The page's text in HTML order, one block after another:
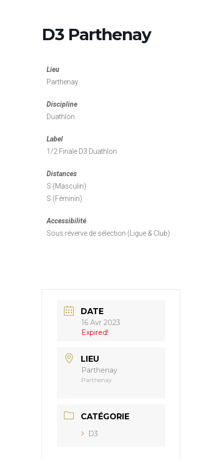
D3 Parthenay
Lieu
Parthenay
Discipline
Duathlon
Label
1/2 Finale D3 Duathlon
Distances
S (Masculin)
S (Féminin)
Accessibilité
Sous réverve de sélection (Ligue & Club)
DATE
16 Avr 2023
Expired!
LIEU
Parthenay
Parthenay
CATÉGORIE
D3